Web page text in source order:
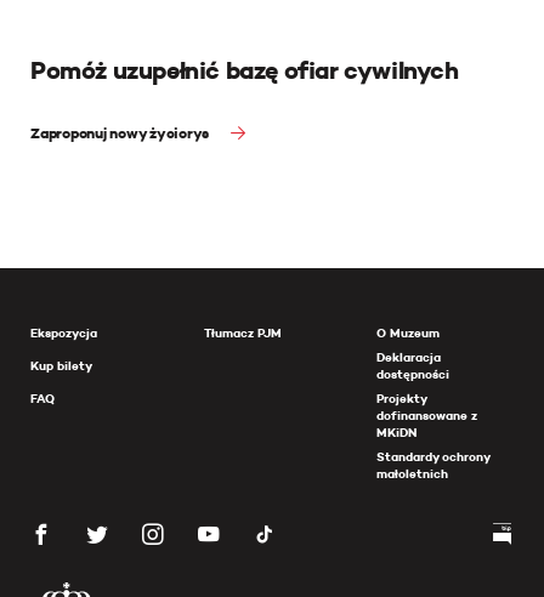
Pomóż uzupełnić bazę ofiar cywilnych
Zaproponuj nowy życiorys
Ekspozycja
Kup bilety
FAQ
Tłumacz PJM
O Muzeum
Deklaracja
dostępności
Projekty
dofinansowane z
MKiDN
Standardy ochrony
małoletnich